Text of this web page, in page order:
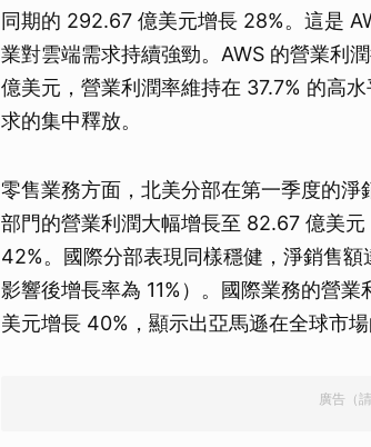
同期的 292.67 億美元增長 28%。這是
業對雲端需求持續強勁。AWS 的營業利
億美元，營業利潤率維持在 37.7% 的高
求的集中釋放。
零售業務方面，北美分部在第一季度的
部門的營業利潤大幅增長至 82.67 億美
42%。國際分部表現同樣穩健，淨銷售
影響後增長率為 11%）。國際業務的營
美元增長 40%，顯示出亞馬遜在全球市場
廣告（